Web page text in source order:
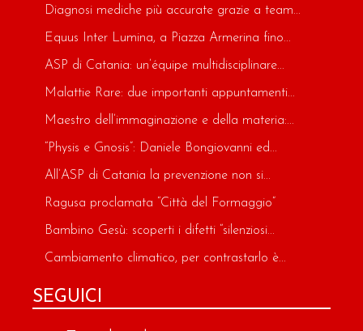
Diagnosi mediche più accurate grazie a team...
Equus Inter Lumina, a Piazza Armerina fino...
ASP di Catania: un’équipe multidisciplinare...
Malattie Rare: due importanti appuntamenti...
Maestro dell’immaginazione e della materia:...
“Physis e Gnosis”: Daniele Bongiovanni ed...
All’ASP di Catania la prevenzione non si...
Ragusa proclamata “Città del Formaggio”
Bambino Gesù: scoperti i difetti “silenziosi...
Cambiamento climatico, per contrastarlo è...
SEGUICI